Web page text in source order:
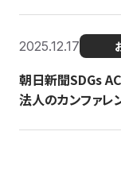
2025.12.17
朝日新聞SDGs
法人のカンファレ